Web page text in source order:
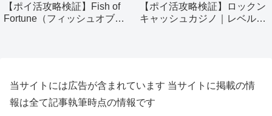
【ポイ活攻略検証】Fish of
Fortune（フィッシュオブフ
【ポイ活攻略検証】ロックン
キャッシュカジノ｜レベル
当サイトには広告が含まれています 当サイトに掲載の情
報は全て記事執筆時点の情報です